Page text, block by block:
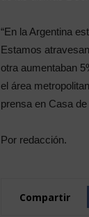
“En la Argentina
Estamos
otra aumentaban
el área
prensa en Casa
Por redacción.
Compartir